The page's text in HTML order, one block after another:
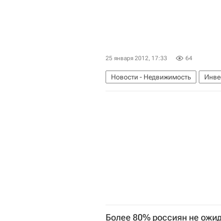
25 января 2012, 17:33 64
Новости - Недвижимость
Россия
Более 80% россиян не